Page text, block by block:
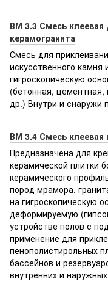
ВМ 3.3 Смесь клеевая
керамогранита
Смесь для
искусственного камня
гигроскопическую
(бетонная, цементная,
др.) Внутри и снаружи
ВМ 3.4 Смесь клеевая
Предназначена для
керамической плитки
керамического
пород мрамора,
на гигроскопическую
деформируемую
устройстве полов с
применение для
пенополистирольных
бассейнов и
внутренних и